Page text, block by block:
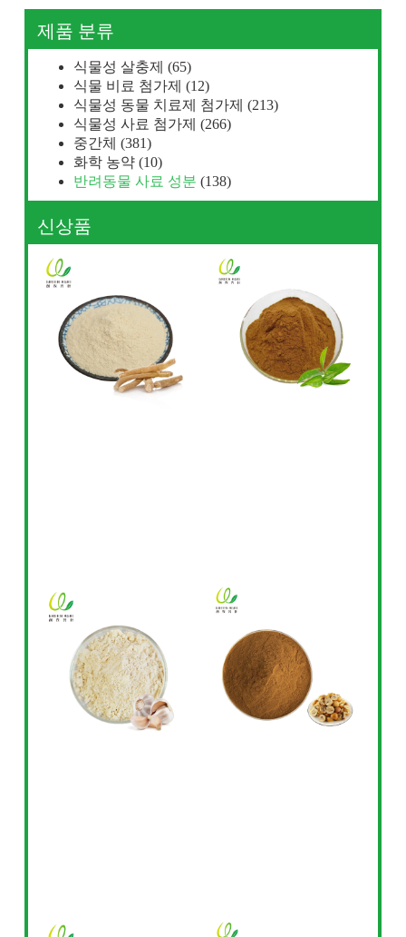
제품 분류
식물성 살충제 (65)
식물 비료 첨가제 (12)
식물성 동물 치료제 첨가제 (213)
식물성 사료 첨가제 (266)
중간체 (381)
화학 농약 (10)
반려동물 사료 성분 (138)
신상품